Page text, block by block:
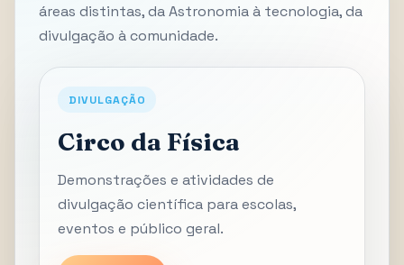
áreas distintas, da Astronomia à tecnologia, da
divulgação à comunidade.
DIVULGAÇÃO
Circo da Física
Demonstrações e atividades de
divulgação científica para escolas,
eventos e público geral.